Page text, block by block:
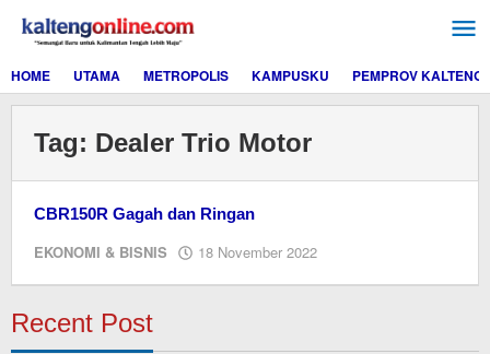
konten
HOME
UTAMA METROPOLIS KAMPUSKU PEMPROV KALTENG
Tag: Dealer Trio Motor
CBR150R Gagah dan Ringan
EKONOMI & BISNIS 18 November 2022
Recent Post